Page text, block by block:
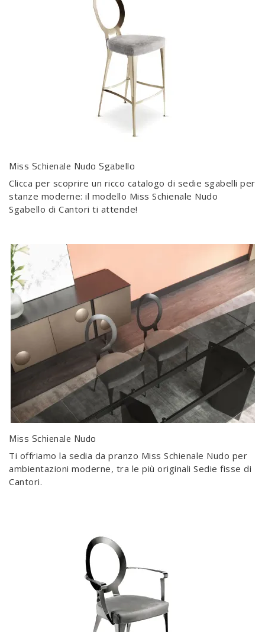
Miss Schienale Nudo Sgabello
Clicca per scoprire un ricco catalogo di sedie sgabelli per
stanze moderne: il modello Miss Schienale Nudo
Sgabello di Cantori ti attende!
Miss Schienale Nudo
Ti offriamo la sedia da pranzo Miss Schienale Nudo per
ambientazioni moderne, tra le più originali Sedie fisse di
Cantori.